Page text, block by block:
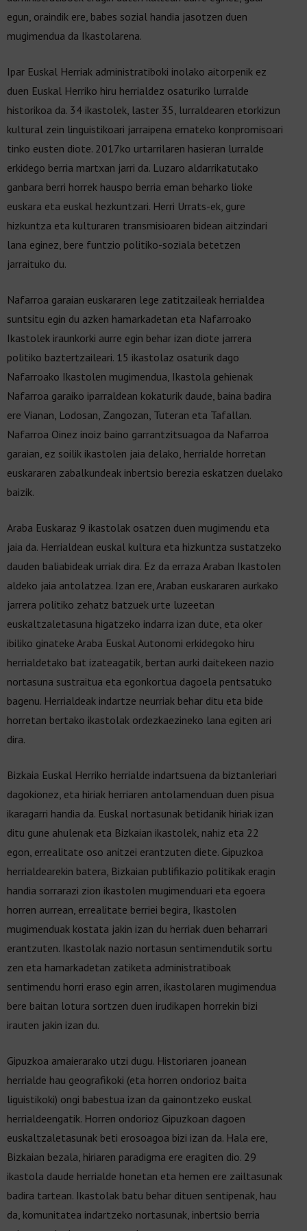
egun, oraindik ere, babes sozial handia jasotzen duen
mugimendua da Ikastolarena.
Ipar Euskal Herriak administratiboki inolako aitorpenik ez
duen Euskal Herriko hiru herrialdez osaturiko lurralde
historikoa da. 34 ikastolek, laster 35, lurraldearen etorkizun
kultural zein linguistikoari jarraipena emateko konpromisoari
tinko eusten diote. 2017ko urtarrilaren hasieran lurralde
erkidego berria martxan jarri da. Luzaro aldarrikatutako
ganbara berri horrek hauspo berria eman beharko lioke
euskara eta euskal hezkuntzari. Herri Urrats-ek, gure
hizkuntza eta kulturaren transmisioaren bidean aitzindari
lana eginez, bere funtzio politiko-soziala betetzen
jarraituko du.
Nafarroa garaian euskararen lege zatitzaileak herrialdea
suntsitu egin du azken hamarkadetan eta Nafarroako
Ikastolek iraunkorki aurre egin behar izan diote jarrera
politiko baztertzaileari. 15 ikastolaz osaturik dago
Nafarroako Ikastolen mugimendua, Ikastola gehienak
Nafarroa garaiko iparraldean kokaturik daude, baina badira
ere Vianan, Lodosan, Zangozan, Tuteran eta Tafallan.
Nafarroa Oinez inoiz baino garrantzitsuagoa da Nafarroa
garaian, ez soilik ikastolen jaia delako, herrialde horretan
euskararen zabalkundeak inbertsio berezia eskatzen duelako
baizik.
Araba Euskaraz 9 ikastolak osatzen duen mugimendu eta
jaia da. Herrialdean euskal kultura eta hizkuntza sustatzeko
dauden baliabideak urriak dira. Ez da erraza Araban Ikastolen
aldeko jaia antolatzea. Izan ere, Araban euskararen aurkako
jarrera politiko zehatz batzuek urte luzeetan
euskaltzaletasuna higatzeko indarra izan dute, eta oker
ibiliko ginateke Araba Euskal Autonomi erkidegoko hiru
herrialdetako bat izateagatik, bertan aurki daitekeen nazio
nortasuna sustraitua eta egonkortua dagoela pentsatuko
bagenu. Herrialdeak indartze neurriak behar ditu eta bide
horretan bertako ikastolak ordezkaezineko lana egiten ari
dira.
Bizkaia Euskal Herriko herrialde indartsuena da biztanleriari
dagokionez, eta hiriak herriaren antolamenduan duen pisua
ikaragarri handia da. Euskal nortasunak betidanik hiriak izan
ditu gune ahulenak eta Bizkaian ikastolek, nahiz eta 22
egon, errealitate oso anitzei erantzuten diete. Gipuzkoa
herrialdearekin batera, Bizkaian publifikazio politikak eragin
handia sorrarazi zion ikastolen mugimenduari eta egoera
horren aurrean, errealitate berriei begira, Ikastolen
mugimenduak kostata jakin izan du herriak duen beharrari
erantzuten. Ikastolak nazio nortasun sentimendutik sortu
zen eta hamarkadetan zatiketa administratiboak
sentimendu horri eraso egin arren, ikastolaren mugimendua
bere baitan lotura sortzen duen irudikapen horrekin bizi
irauten jakin izan du.
Gipuzkoa amaierarako utzi dugu. Historiaren joanean
herrialde hau geografikoki (eta horren ondorioz baita
liguistikoki) ongi babestua izan da gainontzeko euskal
herrialdeengatik. Horren ondorioz Gipuzkoan dagoen
euskaltzaletasunak beti erosoagoa bizi izan da. Hala ere,
Bizkaian bezala, hiriaren paradigma ere eragiten dio. 29
ikastola daude herrialde honetan eta hemen ere zailtasunak
badira tartean. Ikastolak batu behar dituen sentipenak, hau
da, komunitatea indartzeko nortasunak, inbertsio berria